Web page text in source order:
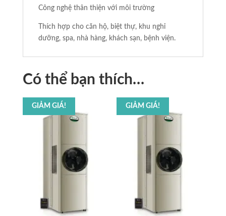
Công nghệ thân thiện với môi trường
Thích hợp cho căn hộ, biệt thự, khu nghỉ
dưỡng, spa, nhà hàng, khách sạn, bệnh viện.
Có thể bạn thích…
GIẢM GIÁ! GIẢM GIÁ!